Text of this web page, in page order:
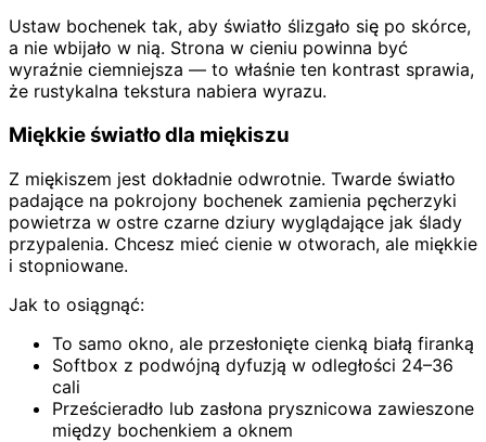
Ustaw bochenek tak, aby światło ślizgało się po skórce,
a nie wbijało w nią. Strona w cieniu powinna być
wyraźnie ciemniejsza — to właśnie ten kontrast sprawia,
że rustykalna tekstura nabiera wyrazu.
Miękkie światło dla miękiszu
Z miękiszem jest dokładnie odwrotnie. Twarde światło
padające na pokrojony bochenek zamienia pęcherzyki
powietrza w ostre czarne dziury wyglądające jak ślady
przypalenia. Chcesz mieć cienie w otworach, ale miękkie
i stopniowane.
Jak to osiągnąć:
To samo okno, ale przesłonięte cienką białą firanką
Softbox z podwójną dyfuzją w odległości 24–36
cali
Prześcieradło lub zasłona prysznicowa zawieszone
między bochenkiem a oknem